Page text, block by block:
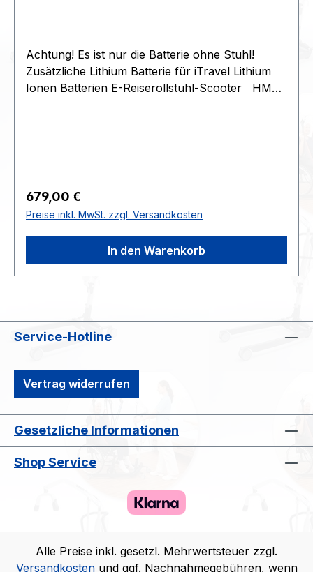
Achtung! Es ist nur die Batterie ohne Stuhl!
Zusätzliche Lithium Batterie für iTravel Lithium
Ionen Batterien E-Reiserollstuhl-Scooter HMV-
Meyra Der elektrische Reiserollstuhl
iTravel wiegt nur 22 kg. Mit wenigen Handgriffen
zusammenfaltbar. Der elektrische Reiserollstuhl
iTravel verfügt über einem
Bedienung mit Geschwindigkeitsvorwahl
Ladegerät Signalgeber Sitz faltbar Batterie
Zugelassenes Benutzergewicht 120 kg
Grundausstattung Hochschwenkbare
Geschwindigkeitsvorwahl Ladegerät Signalgeber
Sitz faltbar Batterie herausnehmbar mit
zusätzlicher Ladebuchse Technische Daten:
Länge in mm 970 Breite in mm 560 Sitztiefe in
mm 400 Sitzbreiten in mm 440 Höhe in mm 870
Rückenhöhe in mm 460 Höhe gefaltet in mm
120 kg Fahrgeschwindigkeiten 6 km/h
Regulärer Preis:
679,00 €
Preise inkl. MwSt. zzgl. Versandkosten
In den Warenkorb
Service-Hotline
Vertrag widerrufen
Gesetzliche Informationen
Shop Service
Alle Preise inkl. gesetzl. Mehrwertsteuer zzgl.
Versandkostenund ggf. Nachnahmegebühren, wenn